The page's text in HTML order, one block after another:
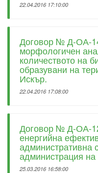
22.04.2016 17:10:00
Договор № Д-ОА-
морфологичен
количеството на
образувани на
Искър.
22.04.2016 17:08:00
Договор № Д-ОА-
енергийна
административна
администрация
25.03.2016 16:58:00